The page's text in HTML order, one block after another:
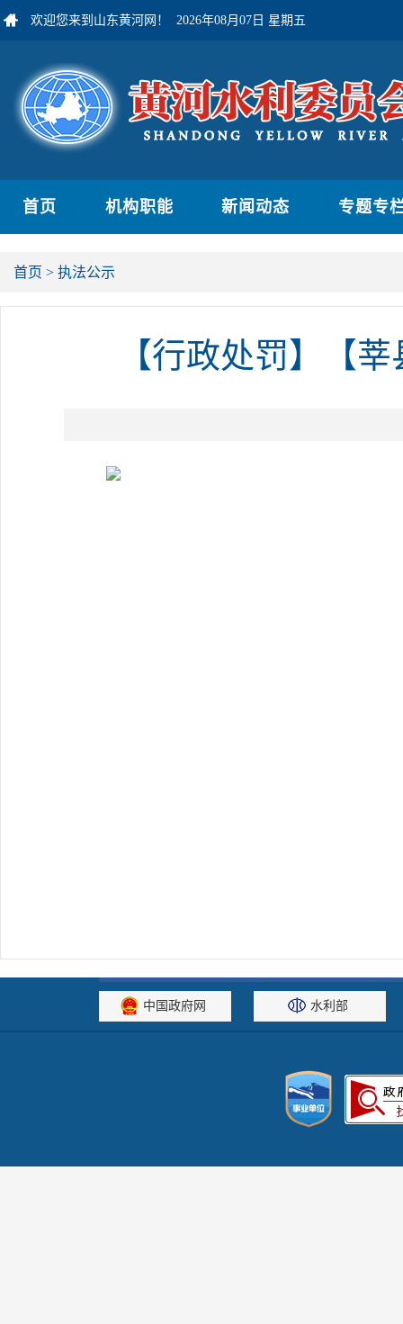
欢迎您来到山东黄河网！ 2026年08月07日 星期五
首页 机构职能 新闻动态 专题专
首页 > 执法公示
【行政处罚】【
中国政府网 水利部